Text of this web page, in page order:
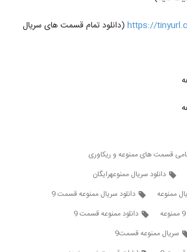
قسمت نهم سریال ممنوعه (سریال)(کامل) |
دانلود قسمت نهم (9) سریال ممنوعه
ممنوعه کامل | دانلود سریال ممنوعه قسمت
دانلود رایگان قسمت 10 ممنوعه | قسمت دهم
ممنوعه کامل | دانلود سریال ممنوعه قسمت 10
https:// (دانلود تمام قسمت های سریال
قسمت های ممنوعه و ریکاوری
دانلود سریال ممنوعهرایگان
ممنوعه
دانلود سریال ممنوعه قسمت 9
دانلود ممنوعه قسمت 9
سريال ممنوعه قسمت9